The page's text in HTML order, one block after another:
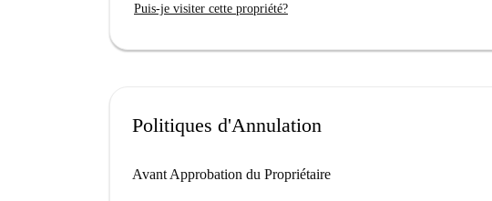
sites d'intérêt. Vous y trouverez notamment la Roig Arena, le
Puis-je visiter cette propriété?
Politiques d'Annulation
Avant Approbation du Propriétaire